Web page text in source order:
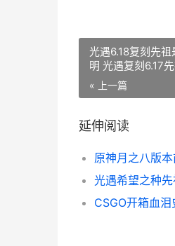
光遇6.18复刻先
明 光遇复刻6.17
« 上一篇
延伸阅读
CSGO开箱血